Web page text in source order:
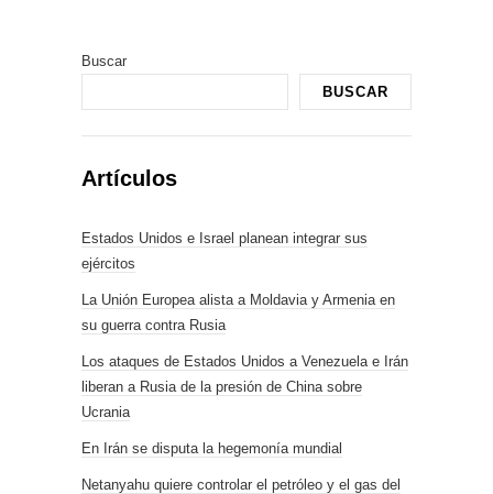
Buscar
BUSCAR
Artículos
Estados Unidos e Israel planean integrar sus
ejércitos
La Unión Europea alista a Moldavia y Armenia en
su guerra contra Rusia
Los ataques de Estados Unidos a Venezuela e Irán
liberan a Rusia de la presión de China sobre
Ucrania
En Irán se disputa la hegemonía mundial
Netanyahu quiere controlar el petróleo y el gas del